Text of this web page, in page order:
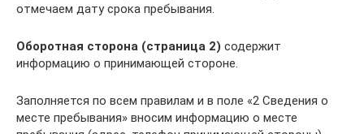
отмечаем дату срока пребывания.
Оборотная сторона (страница 2) содержит
информацию о принимающей стороне.
Заполняется по всем правилам и в поле «2 Сведения о
месте пребывания» вносим информацию о месте